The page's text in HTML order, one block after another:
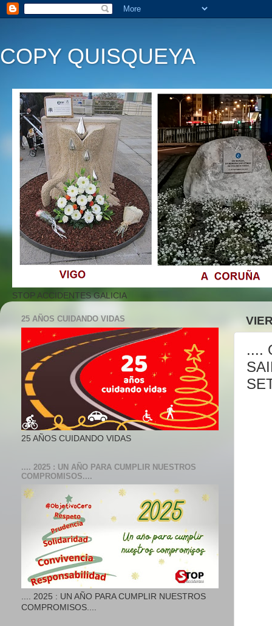
COPY QUISQUEYA
STOP ACCIDENTES GALICIA
....
25 AÑOS CUIDANDO VIDAS
25 AÑOS CUIDANDO VIDAS
.... 2025 : UN AÑO PARA CUMPLIR NUESTROS
COMPROMISOS....
.... 2025 : UN AÑO PARA CUMPLIR NUESTROS
COMPROMISOS....